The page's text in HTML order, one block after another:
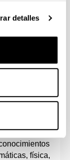
detalles
una
el
física,